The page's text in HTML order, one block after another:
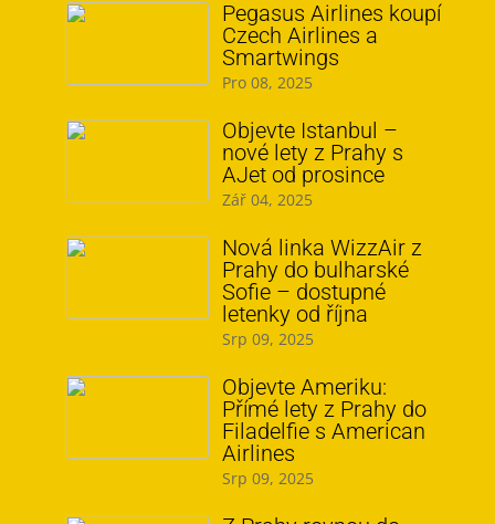
Pegasus Airlines koupí
Czech Airlines a
Smartwings
Pro 08, 2025
Objevte Istanbul –
nové lety z Prahy s
AJet od prosince
Zář 04, 2025
Nová linka WizzAir z
Prahy do bulharské
Sofie – dostupné
letenky od října
Srp 09, 2025
Objevte Ameriku:
Přímé lety z Prahy do
Filadelfie s American
Airlines
Srp 09, 2025